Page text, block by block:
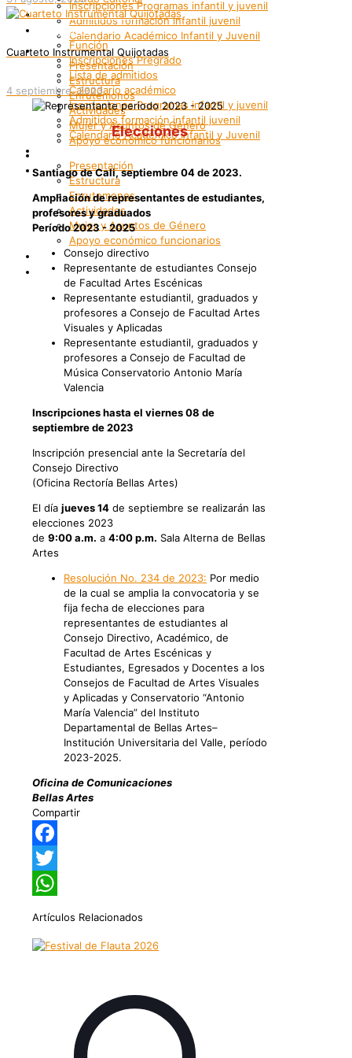
Inscripciones Programas infantil y juvenil
Admitidos formación infantil juvenil
Calendario Académico Infantil y Juvenil
Bienestar
Presentación
Estructura
Enrutemonos
Actividades
Mujer y Asuntos de Género
Apoyo económico funcionarios
Patrimonio
Grupos Artísticos
Registro
Función
Inscripciones Pregrado
Lista de admitidos
Calendario académico
Inscripciones Programas infantil y juvenil
Admitidos formación infantil juvenil
Calendario Académico Infantil y Juvenil
Bienestar
Presentación
Estructura
Enrutemonos
Actividades
Mujer y Asuntos de Género
Apoyo económico funcionarios
Internacionalización
Patrimonio
Cuarteto Instrumental Quijotadas
4 septiembre, 2023
Elecciones
Santiago de Cali, septiembre 04 de 2023.
Ampliaciónde representantes de estudiantes,
profesores y graduados
Período 2023 - 2025
Consejo directivo
Representante de estudiantes Consejo
de Facultad Artes Escénicas
Representante estudiantil, graduados y
profesores a Consejo de Facultad Artes
Visuales y Aplicadas
Representante estudiantil, graduados y
profesores a Consejo de Facultad de
Música Conservatorio Antonio María
Valencia
Inscripciones hasta el viernes 08 de
septiembre de 2023
Inscripción presencial ante la Secretaría del
Consejo Directivo
(Oficina Rectoría Bellas Artes)
El día jueves 14 de septiembre se realizarán las
elecciones 2023
de 9:00 a.m. a 4:00 p.m. Sala Alterna de Bellas
Artes
Resolución No. 234 de 2023: Por medio
de la cual se amplia la convocatoria y se
fija fecha de elecciones para
representantes de estudiantes al
Consejo Directivo, Académico, de
Facultad de Artes Escénicas y
Estudiantes, Egresados y Docentes a los
Consejos de Facultad de Artes Visuales
y Aplicadas y Conservatorio “Antonio
María Valencia” del Instituto
Departamental de Bellas Artes–
Institución Universitaria del Valle, período
2023-2025.
Oficina de Comunicaciones
Bellas Artes
Compartir
Facebook
Twitter
Artículos Relacionados